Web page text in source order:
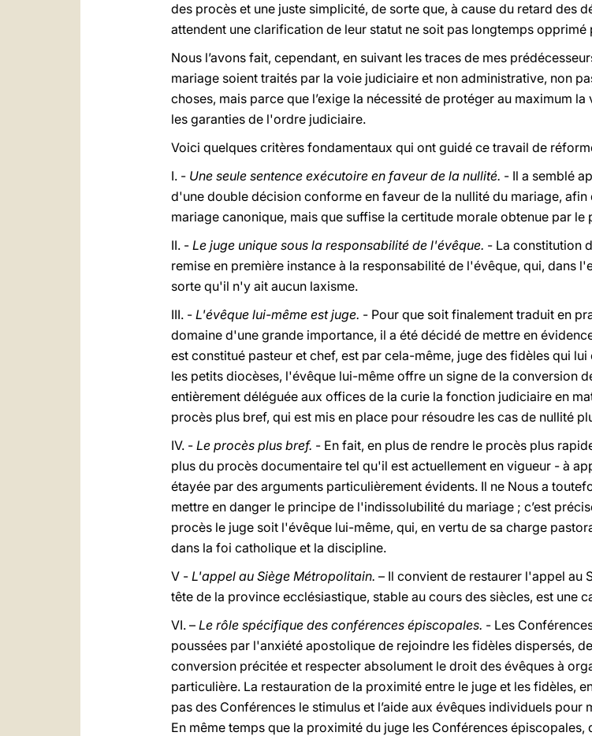
des procès et une juste simplicité, de sorte que, à cause du retard des
attendent une clarification de leur statut ne soit pas longtemps opprimé
Nous l’avons fait, cependant, en suivant les traces de mes
mariage soient traités par la voie judiciaire et non administrative, non
choses, mais parce que l’exige la nécessité de protéger au maximum
les garanties de l'ordre judiciaire.
Voici quelques critères fondamentaux qui ont guidé ce travail de
I. - Une seule sentence exécutoire en faveur de la nullité. - Il a semblé
d'une double décision conforme en faveur de la nullité du mariage,
mariage canonique, mais que suffise la certitude morale obtenue par
II. - Le juge unique sous la responsabilité de l'évêque. - La constitution
remise en première instance à la responsabilité de l'évêque, qui, dans
sorte qu'il n'y ait aucun laxisme.
III. - L'évêque lui-même est juge. - Pour que soit finalement traduit en
domaine d'une grande importance, il a été décidé de mettre en
est constitué pasteur et chef, est par cela-même, juge des fidèles qui
les petits diocèses, l'évêque lui-même offre un signe de la conversion
entièrement déléguée aux offices de la curie la fonction judiciaire en
procès plus bref, qui est mis en place pour résoudre les cas de nullité
IV. - Le procès plus bref. - En fait, en plus de rendre le procès plus
plus du procès documentaire tel qu'il est actuellement en vigueur - à
étayée par des arguments particulièrement évidents. Il ne Nous a
mettre en danger le principe de l'indissolubilité du mariage ; c’est
procès le juge soit l'évêque lui-même, qui, en vertu de sa charge
dans la foi catholique et la discipline.
V - L'appel au Siège Métropolitain. – Il convient de restaurer l'appel au
tête de la province ecclésiastique, stable au cours des siècles, est une
VI. – Le rôle spécifique des conférences épiscopales. - Les
poussées par l'anxiété apostolique de rejoindre les fidèles dispersés,
conversion précitée et respecter absolument le droit des évêques à
particulière. La restauration de la proximité entre le juge et les fidèles,
pas des Conférences le stimulus et l’aide aux évêques individuels
En même temps que la proximité du juge les Conférences